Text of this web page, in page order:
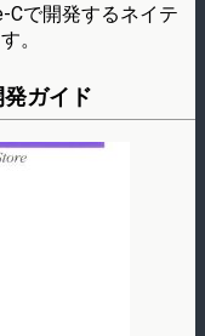
Cで開発するネイテ
。
ガイド